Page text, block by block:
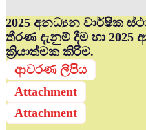
2025 අනධ්‍යන වාර්ෂික
තීරණ දැනුම් දීම හා 2025
ක්‍රියාත්මක කිරිම.
ආවරණ ලිපිය
Attachment
Attachment